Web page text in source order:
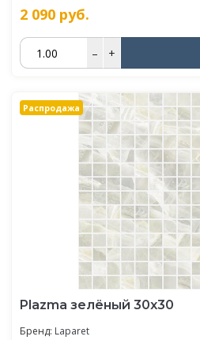
2 090 руб.
– +
Распродажа
Plazma зелёный 30х30
Бренд: Laparet